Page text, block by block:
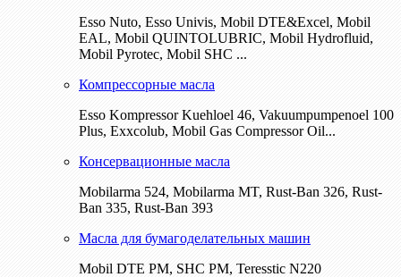
Esso Nuto, Esso Univis, Mobil DTE&Excel, Mobil
EAL, Mobil QUINTOLUBRIC, Mobil Hydrofluid,
Mobil Pyrotec, Mobil SHC ...
Компрессорные масла
Esso Kompressor Kuehloel 46, Vakuumpumpenoel 100
Plus, Exxcolub, Mobil Gas Compressor Oil...
Консервационные масла
Mobilarma 524, Mobilarma MT, Rust-Ban 326, Rust-
Ban 335, Rust-Ban 393
Масла для бумагоделательных машин
Mobil DTE РМ, SHC PM, Teresstic N220